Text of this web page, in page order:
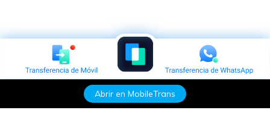
Abrir en MobileTrans